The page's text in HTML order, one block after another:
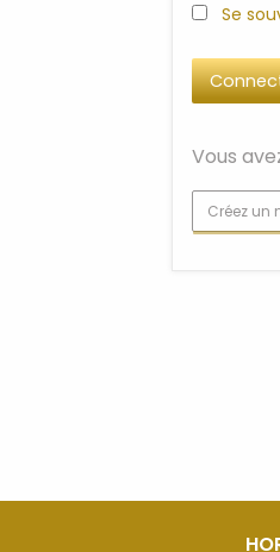
Se
Vous
Créez un